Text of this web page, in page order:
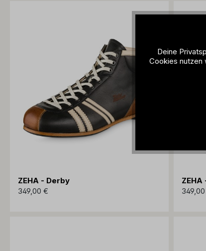
ZEHA - Derby
349,00 €
ZEHA
Deine
Cookies nutzen